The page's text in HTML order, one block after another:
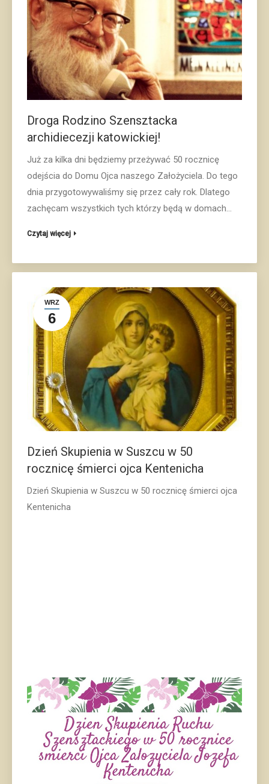
Droga Rodzino Szensztacka
archidiecezji katowickiej!
Już za kilka dni będziemy przeżywać 50 rocznicę
odejścia do Domu Ojca naszego Założyciela. Do tego
dnia przygotowywaliśmy się przez cały rok. Dlatego
zachęcam wszystkich tych którzy będą w domach…
Czytaj więcej
WRZ
6
Dzień Skupienia w Suszcu w 50
rocznicę śmierci ojca Kentenicha
Dzień Skupienia w Suszcu w 50 rocznicę śmierci ojca
Kentenicha